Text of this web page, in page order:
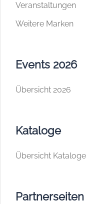
Veranstaltungen
Weitere Marken
Events 2026
Übersicht 2026
Kataloge
Übersicht Kataloge
Partnerseiten